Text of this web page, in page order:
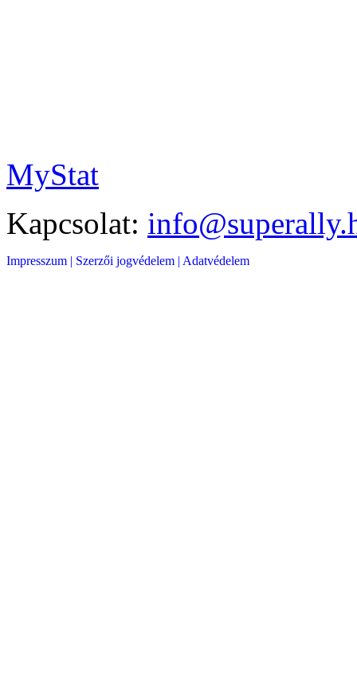
MyStat
Kapcsolat:
Impresszum | Szerzői jogvédelem | Adatvédelem